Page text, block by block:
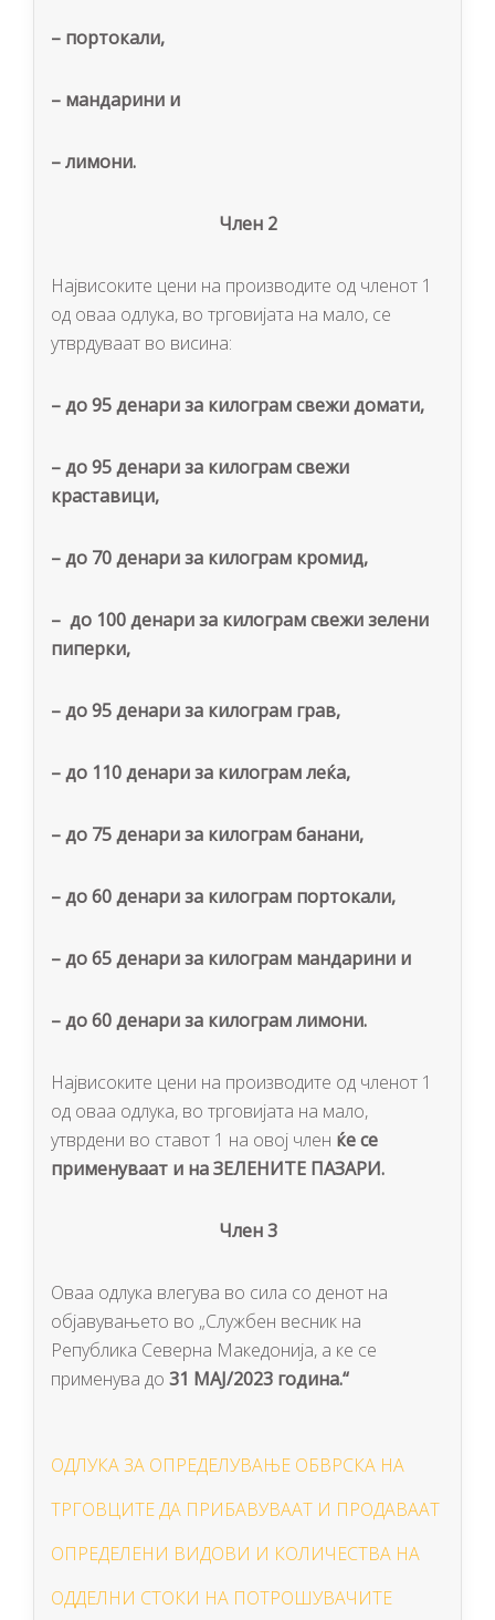
– портокали,
– мандарини и
–лимони.
Член 2
Највисоките цени на производите од членот 1
од оваа одлука, во трговијата на мало, се
утврдуваат во висина:
–до95денари за килограм свежи домати,
–до95денари за килограм свежи
краставици,
–до 70 денари за килограм кромид,
– до 100денари за килограм свежи зелени
пиперки,
–до95 денари за килограм грав,
–до 110 денари за килограм леќа,
–до 75денари за килограм банани,
–до60денари за килограм портокали,
–до 65денари за килограм мандарини и
–до60денари за килограм лимони.
Највисоките цени на производите од членот 1
од оваа одлука, во трговијата на мало,
утврдени во ставот 1 на овој член ќе се
применуваат и на ЗЕЛЕНИТЕ ПАЗАРИ.
Член 3
Оваа одлука влегува во сила со денот на
објавувањето во „Службен весник на
Република Северна Македонија, а ке се
применува до 31 MAJ/2023 година.“
ОДЛУКА ЗА OПРЕДЕЛУВАЊЕ ОБВРСКА НА
ТРГОВЦИТЕ ДА ПРИБАВУВААТ И ПРОДАВААТ
ОПРЕДЕЛЕНИ ВИДОВИ И КОЛИЧЕСТВА НА
ОДДЕЛНИ СТОКИ НА ПОТРОШУВАЧИТЕ